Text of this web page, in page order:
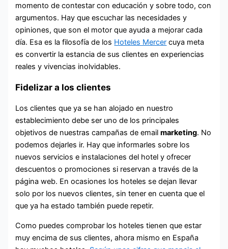
momento de contestar con educación y sobre todo, con
argumentos. Hay que escuchar las necesidades y
opiniones, que son el motor que ayuda a mejorar cada
día. Esa es la filosofía de los Hoteles Mercer cuya meta
es convertir la estancia de sus clientes en experiencias
reales y vivencias inolvidables.
Fidelizar a los clientes
Los clientes que ya se han alojado en nuestro
establecimiento debe ser uno de los principales
objetivos de nuestras campañas de emailmarketing. No
podemos dejarles ir. Hay que informarles sobre los
nuevos servicios e instalaciones del hotel y ofrecer
descuentos o promociones si reservan a través de la
página web. En ocasiones los hoteles se dejan llevar
solo por los nuevos clientes, sin tener en cuenta que el
que ya ha estado también puede repetir.
Como puedes comprobar los hoteles tienen que estar
muy encima de sus clientes, ahora mismo en España